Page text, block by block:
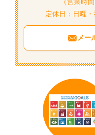
定休日：日曜・
メー